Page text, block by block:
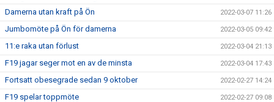
Damerna utan kraft på Ön 2022-03-07 11:26
Jumbomöte på Ön för damerna 2022-03-05 09:42
11:e raka utan förlust 2022-03-04 21:13
F19 jagar seger mot en av de minsta 2022-03-04 17:43
Fortsatt obesegrade sedan 9 oktober 2022-02-27 14:24
F19 spelar toppmöte 2022-02-27 09:08